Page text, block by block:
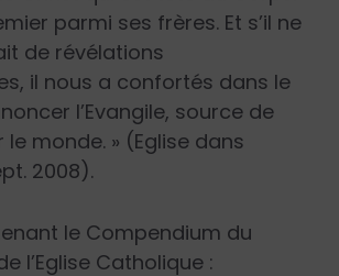
parmi ses frères. Et s’il ne
de révélations
il nous a confortés dans le
l’Evangile, source de
monde. » (Eglise dans
2008).
le Compendium du
l’Eglise Catholique :